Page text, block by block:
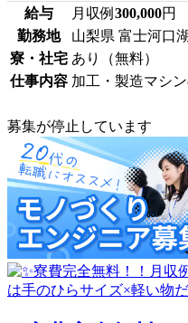
給与 月収例 300,000円
勤務地
山梨県 富士河口
寮・社宅 あり（無料）
仕事内容 加工・製造マシ
募集が停止しています